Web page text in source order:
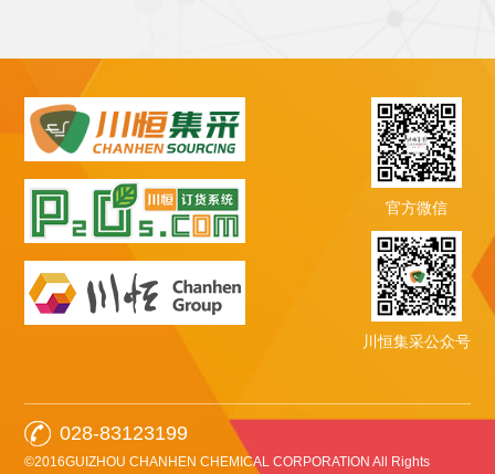
官方微信
川恒集采公众号
028-83123199
©2016GUIZHOU CHANHEN CHEMICAL CORPORATION All Rights